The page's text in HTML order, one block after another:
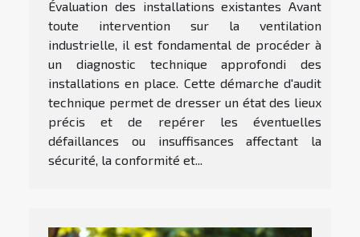
Évaluation des installations existantes Avant
toute intervention sur la ventilation
industrielle, il est fondamental de procéder à
un diagnostic technique approfondi des
installations en place. Cette démarche d'audit
technique permet de dresser un état des lieux
précis et de repérer les éventuelles
défaillances ou insuffisances affectant la
sécurité, la conformité et...